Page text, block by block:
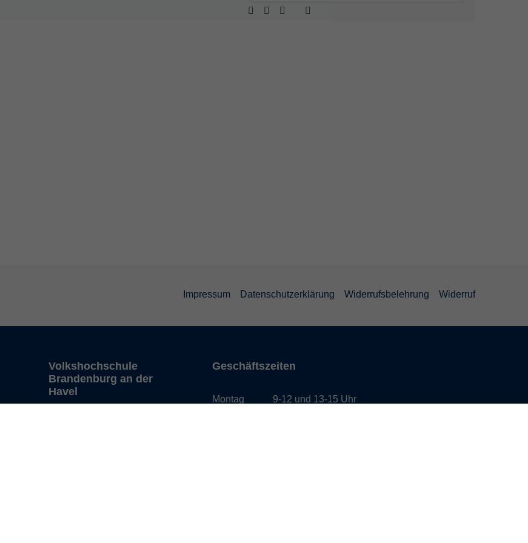
Impressum Datenschutzerklärung Widerrufsbelehrung Widerruf
Volkshochschule
Brandenburg an der
Havel
Geschäftszeiten
Montag 9-12 und 13-15 Uhr